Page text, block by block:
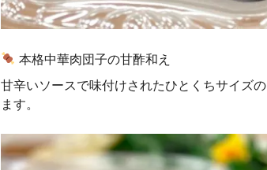
本格中華肉団子の甘酢和え
甘辛いソースで味付けされたひとくちサイズ
ます。